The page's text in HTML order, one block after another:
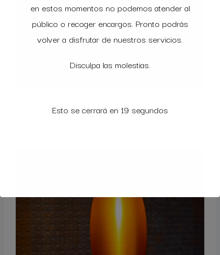
PUTKI
en estos momentos no podemos atender al
público o recoger encargos. Pronto podrás
volver a disfrutar de nuestros servicios.
Disculpa las molestias.
Esto se cerrará en 18 segundos